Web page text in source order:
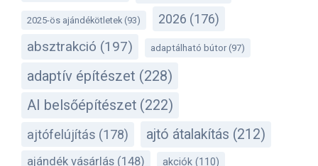
2025-ös ajándékötletek (93) 2026 (176)
absztrakció (197) adaptálható bútor(97)
adaptív építészet (228)
AI belsőépítészet (222)
ajtófelújítás (178) ajtó átalakítás (212)
ajándék vásárlás (148) akciók (110)